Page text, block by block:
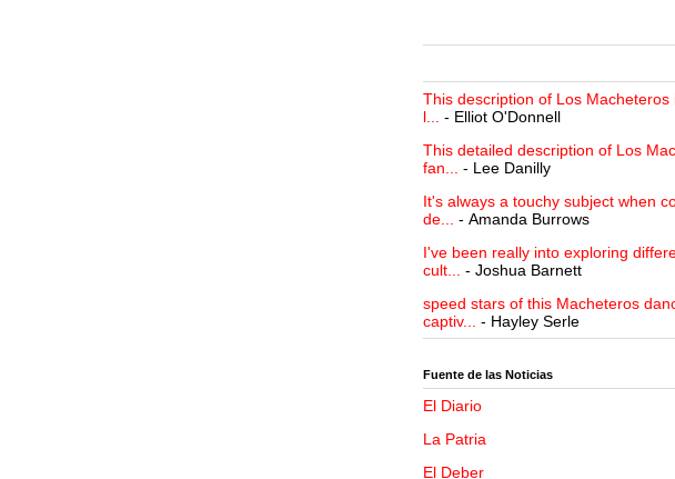
This description of Los Macheteros
l...
- Elliot O'Donnell
This detailed description of Los
fan...
- Lee Danilly
It's always a touchy subject when
de...
- Amanda Burrows
I've been really into exploring
cult...
- Joshua Barnett
speed stars of this Macheteros
captiv...
- Hayley Serle
Fuente de las Noticias
El Diario
La Patria
El Deber